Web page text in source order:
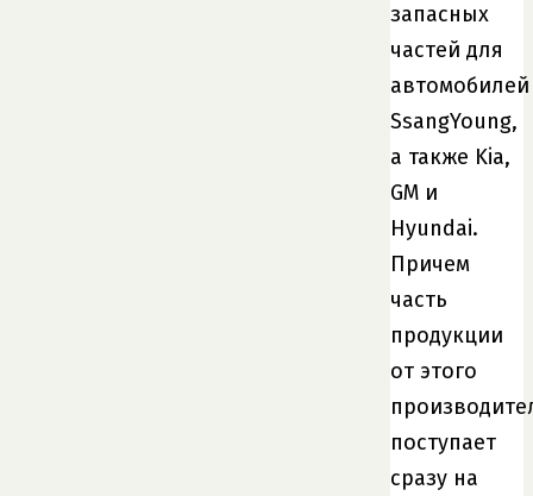
запасных
частей для
автомобилей
SsangYoung,
а также Kia,
GM и
Hyundai.
Причем
часть
продукции
от этого
поступает
сразу на